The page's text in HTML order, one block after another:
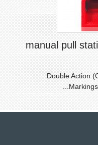
manual pull
Double Action